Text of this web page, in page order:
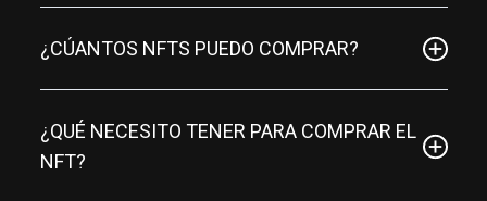
¿CÚANTOS NFTS PUEDO COMPRAR?
¿QUÉ NECESITO TENER PARA COMPRAR EL
NFT?